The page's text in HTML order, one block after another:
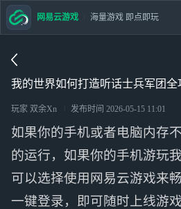
我的世界如何打造听话士兵军团全
玩家 双余Xn 发布时间 2026-05-15 11:01
如果你的手机或者电脑内存
的运行，如果你的手机游玩
可以选择使用网易云游戏来
一键登录，即可随时上线游
网易云游戏 海量游戏 即点即玩